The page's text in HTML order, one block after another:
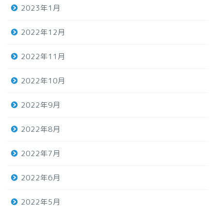
2023年1月
2022年12月
2022年11月
2022年10月
2022年9月
2022年8月
2022年7月
2022年6月
2022年5月